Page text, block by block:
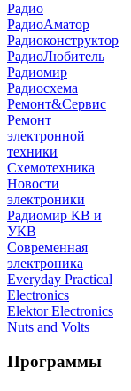
Радио
РадиоАматор
Радиоконструктор
РадиоЛюбитель
Радиомир
Радиосхема
Ремонт&Сервис
Ремонт
электронной
техники
Схемотехника
Новости
электроники
Радиомир КВ и
УКВ
Современная
электроника
Everyday Practical
Electronics
Elektor Electronics
Nuts and Volts
Программы